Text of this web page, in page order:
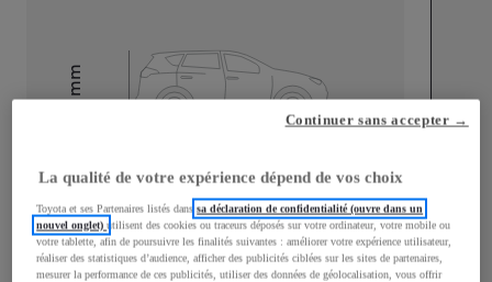
Longueur
3 700mm
mm
La qualité de votre expérience dépend de vos choix
Toyota et ses Partenaires listés danssa déclaration de confidentialité (ouvre dans un
nouvel onglet)utilisent des cookies ou traceurs déposés sur votre ordinateur, votre mobile ou
votre tablette, afin de poursuivre les finalités suivantes : améliorer votre expérience utilisateur,
réaliser des statistiques d’audience, afficher des publicités ciblées sur les sites de partenaires,
mesurer la performance de ces publicités, utiliser des données de géolocalisation, vous offrir
Continuer sans accepter →